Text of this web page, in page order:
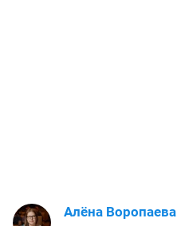
Алёна Воропаева